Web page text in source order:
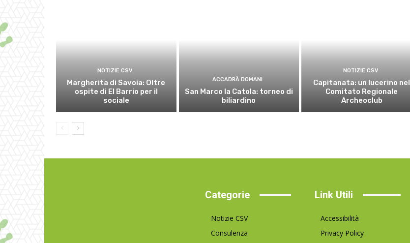
NOTIZIE CSV
Margherita di Savoia: Oltre
ospite di El Barrio per il
sociale
ACCADRÀ DOMANI
San Marco la Catola: torneo di
biliardino
NOTIZIE CSV
Capitanata: un lucerino nel
Comitato Regionale
Archeoclub
Categorie
Notizie CSV
Consulenza
Link Utili
Accessibilità
Privacy Policy